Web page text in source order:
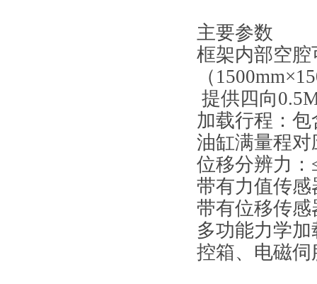
主要参数
框架内部空
（
提供四向
加载行程：包
油缸满量程对
位移分辨力：
带有力值传
带有位移传
多功能力学
控箱、电磁